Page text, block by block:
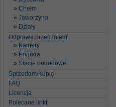
Chełm
Jaworzyna
Działy
Odprawa przed lotem
Kamery
Pogoda
Stacje pogodowe
Sprzedam/Kupię
FAQ
Licencja
Polecane linki